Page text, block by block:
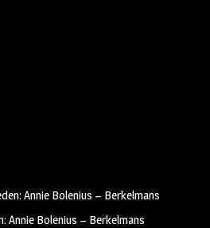
Annie Bolenius – Berkelmans
Annie Bolenius – Berkelmans